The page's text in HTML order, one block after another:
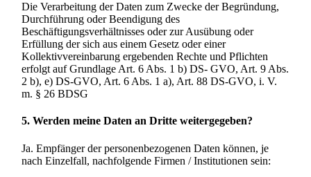
Die Verarbeitung der Daten zum Zwecke der Begründung,
Durchführung oder Beendigung des
Beschäftigungsverhältnisses oder zur Ausübung oder
Erfüllung der sich aus einem Gesetz oder einer
Kollektivvereinbarung ergebenden Rechte und Pflichten
erfolgt auf Grundlage Art. 6 Abs. 1 b) DS- GVO, Art. 9 Abs.
2 b), e) DS-GVO, Art. 6 Abs. 1 a), Art. 88 DS-GVO, i. V.
m. § 26 BDSG
5. Werden meine Daten an Dritte weitergegeben?
Ja. Empfänger der personenbezogenen Daten können, je
nach Einzelfall, nachfolgende Firmen / Institutionen sein: